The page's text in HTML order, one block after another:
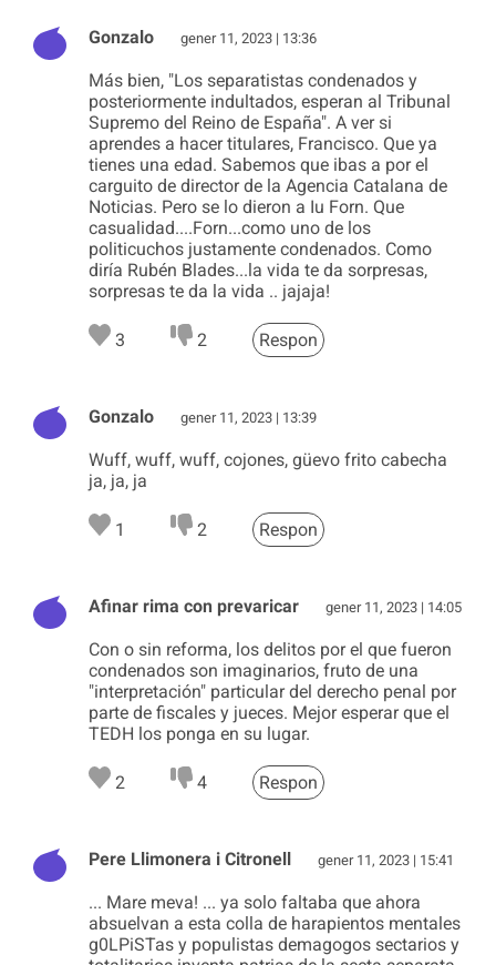
Gonzalo gener 11, 2023 | 13:36
Más bien, "Los separatistas condenados y
posteriormente indultados, esperan al Tribunal
Supremo del Reino de España". A ver si
aprendes a hacer titulares, Francisco. Que ya
tienes una edad. Sabemos que ibas a por el
carguito de director de la Agencia Catalana de
Noticias. Pero se lo dieron a Iu Forn. Que
casualidad....Forn...como uno de los
politicuchos justamente condenados. Como
diría Rubén Blades...la vida te da sorpresas,
sorpresas te da la vida .. jajaja!
3 2 Respon
Gonzalo gener 11, 2023 | 13:39
Wuff, wuff, wuff, cojones, güevo frito cabecha
ja, ja, ja
1 2 Respon
Afinar rima con prevaricar gener 11, 2023 | 14:05
Con o sin reforma, los delitos por el que fueron
condenados son imaginarios, fruto de una
"interpretación" particular del derecho penal por
parte de fiscales y jueces. Mejor esperar que el
TEDH los ponga en su lugar.
2 4 Respon
Pere Llimonera i Citronell gener 11, 2023 | 15:41
... Mare meva! ... ya solo faltaba que ahora
absuelvan a esta colla de harapientos mentales
g0LPiSTas y populistas demagogos sectarios y